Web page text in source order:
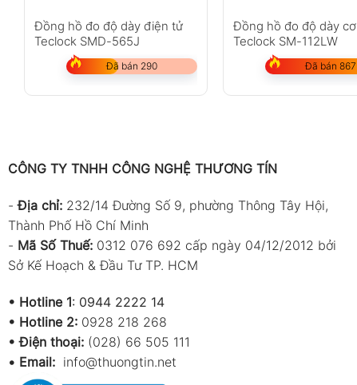
Đồng hồ đo độ dày điện tử
Teclock SMD-565J
Đã bán 290
Đồng hồ đo độ dày cơ
Teclock SM-112LW
Đã bán 867
CÔNG TY TNHH CÔNG NGHỆ THƯƠNG TÍN
-Địa chỉ: 232/14 Đường Số 9, phường Thông Tây Hội,
Thành Phố Hồ Chí Minh
- Mã Số Thuế: 0312 076 692 cấp ngày 04/12/2012 bởi
Sở Kế Hoạch & Đầu Tư TP. HCM
• Hotline 1: 0944 2222 14
• Hotline 2: 0928 218 268
• Điện thoại: (028) 66 505 111
• Email: info@thuongtin.net